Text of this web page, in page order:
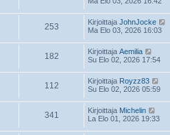
253 Kirjoittaja JohnJocke
Ma Elo 03, 2026 16:03
182 Kirjoittaja Aemilia
Su Elo 02, 2026 17:54
112 Kirjoittaja Royzz83
Su Elo 02, 2026 05:59
341 Kirjoittaja Michelin
La Elo 01, 2026 19:33